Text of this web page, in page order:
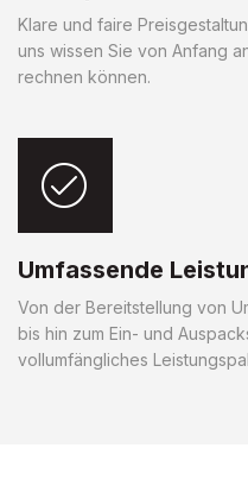
Klare und faire
uns wissen Sie von Anfang
rechnen können.
Umfassende
Von der Bereitstellung von
bis hin zum Ein- und
vollumfängliches